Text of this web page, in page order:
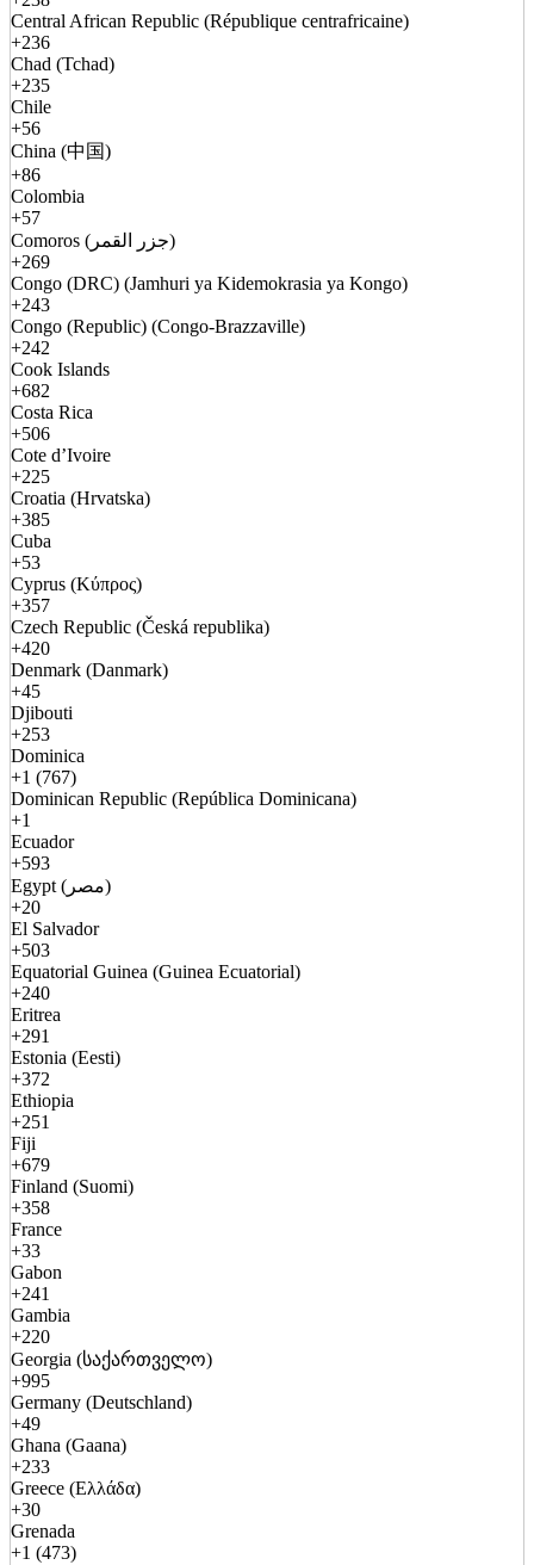
Central African Republic (République centrafricaine)
+236
Chad (Tchad)
+235
Chile
+56
China (中国)
+86
Colombia
+57
Comoros (جزر القمر)
+269
Congo (DRC) (Jamhuri ya Kidemokrasia ya Kongo)
+243
Congo (Republic) (Congo-Brazzaville)
+242
Cook Islands
+682
Costa Rica
+506
Cote d’Ivoire
+225
Croatia (Hrvatska)
+385
Cuba
+53
Cyprus (Κύπρος)
+357
Czech Republic (Česká republika)
+420
Denmark (Danmark)
+45
Djibouti
+253
Dominica
+1 (767)
Dominican Republic (República Dominicana)
+1
Ecuador
+593
Egypt (مصر)
+20
El Salvador
+503
Equatorial Guinea (Guinea Ecuatorial)
+240
Eritrea
+291
Estonia (Eesti)
+372
Ethiopia
+251
Fiji
+679
Finland (Suomi)
+358
France
+33
Gabon
+241
Gambia
+220
Georgia (საქართველო)
+995
Germany (Deutschland)
+49
Ghana (Gaana)
+233
Greece (Ελλάδα)
+30
Grenada
+1 (473)